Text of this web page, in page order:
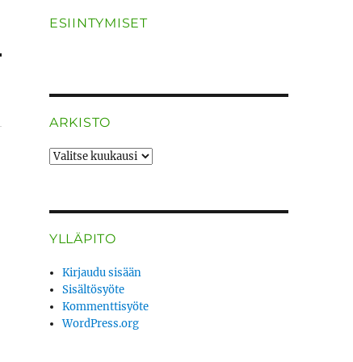
ESIINTYMISET
ARKISTO
ARKISTO
YLLÄPITO
Kirjaudu sisään
Sisältösyöte
Kommenttisyöte
WordPress.org